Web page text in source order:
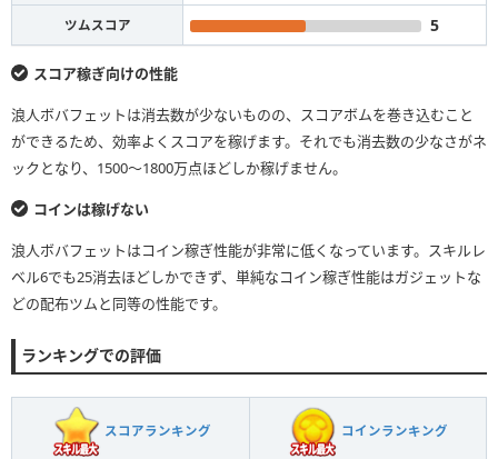
ツムスコア 5
スコア稼ぎ向けの性能
浪人ボバフェットは消去数が少ないものの、スコアボムを巻き込むこと
ができるため、効率よくスコアを稼げます。それでも消去数の少なさがネ
ックとなり、1500〜1800万点ほどしか稼げません。
コインは稼げない
浪人ボバフェットはコイン稼ぎ性能が非常に低くなっています。スキルレ
ベル6でも25消去ほどしかできず、単純なコイン稼ぎ性能はガジェットな
どの配布ツムと同等の性能です。
ランキングでの評価
スコアランキング コインランキング